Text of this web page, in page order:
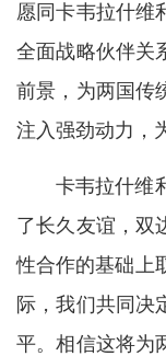
愿同卡韦拉什维
全面战略伙伴关
前景，为两国传
注入强劲动力，
卡韦拉什维
了长久友谊，双
性合作的基础上
际，我们共同决
平。相信这将为